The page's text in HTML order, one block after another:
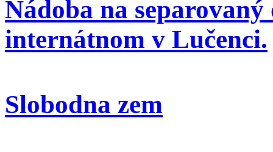
Nádoba na
internátnom v Lučenci.
Slobodna zem